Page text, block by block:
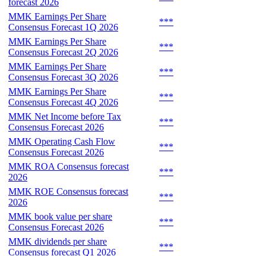
MMK Earnings Per Share
Consensus Forecast 1Q 2026
***
MMK Earnings Per Share
Consensus Forecast 2Q 2026
***
MMK Earnings Per Share
Consensus Forecast 3Q 2026
***
MMK Earnings Per Share
Consensus Forecast 4Q 2026
***
MMK Net Income before Tax
Consensus Forecast 2026
***
MMK Operating Cash Flow
Consensus Forecast 2026
***
MMK ROA Consensus forecast
2026
***
MMK ROE Consensus forecast
2026
***
MMK book value per share
Consensus Forecast 2026
***
MMK dividends per share
Consensus forecast Q1 2026
***